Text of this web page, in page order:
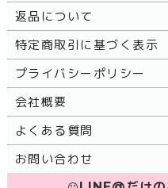
返品について
特定商取引に基づく表示
プライバシーポリシー
会社概要
よくある質問
お問い合わせ